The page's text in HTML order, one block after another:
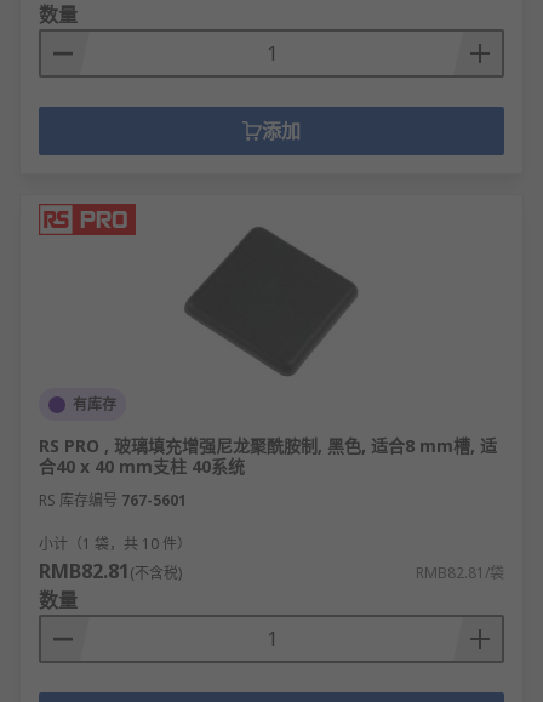
数量
添加
有库存
RS PRO , 玻璃填充增强尼龙聚酰胺制, 黑色, 适合8 mm槽, 适
合40 x 40 mm支柱 40系统
RS 库存编号 767-5601
小计（1 袋，共 10 件）
RMB82.81(不含税) RMB82.81/袋
数量